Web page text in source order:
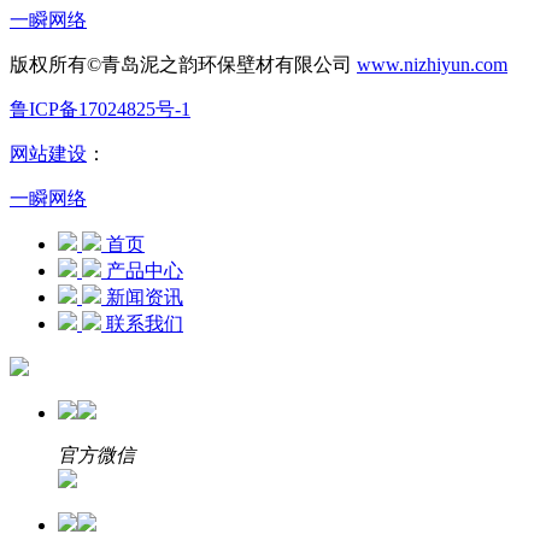
一瞬网络
版权所有©青岛泥之韵环保壁材有限公司 www.nizhiyun.com
鲁ICP备17024825号-1
网站建设 ：
一瞬网络
首页
产品中心
新闻资讯
联系我们
官方微信